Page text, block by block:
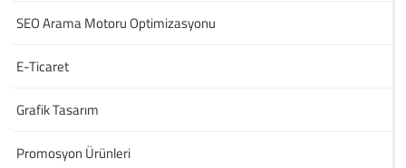
SEO Arama Motoru Optimizasyonu
E-Ticaret
Grafik Tasarım
Promosyon Ürünleri